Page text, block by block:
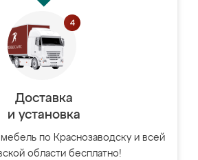
Доставка
и установка
по Краснозаводску и всей
области бесплатно!